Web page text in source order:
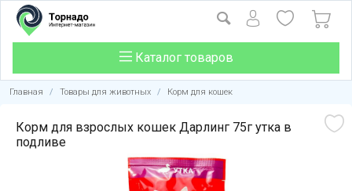
Каталог товаров
Главная / Товары для животных / Корм для кошек
Корм для взрослых кошек Дарлинг 75г утка в
подливе